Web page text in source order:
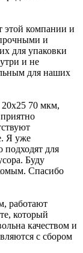
компании и
и
для упаковки
и не
для наших
70 мкм,
Я уже
подходят для
Буду
Спасибо
работают
который
качеством и
с сбором